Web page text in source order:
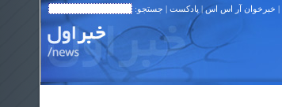
| خبرخوان آر اس اس| پادکست | جستجو: